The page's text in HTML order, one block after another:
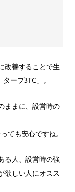
改善することで生
ープ3TC」。
ままに、設営時の
ても安心ですね。
る人、設営時の強
欲しい人にオスス